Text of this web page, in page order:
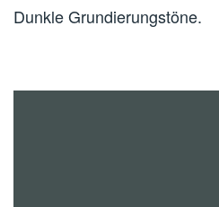
Dunkle Grundierungstöne.